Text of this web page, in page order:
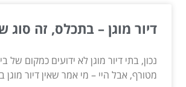
דיור מוגן – בתכלס, זה
נכון, בתי דיור מוגן לא ידועים כמקום של
מטורף, אבל היי – מי אמר שאין דיור מוגן